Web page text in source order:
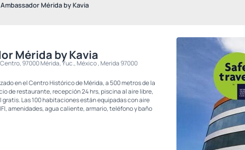
Mérida by Kavia
Mérida by Kavia
97000 Mérida, Yuc., México , Merida 97000
en el Centro Histórico de Mérida, a 500 metros de la
de restaurante, recepción 24 hrs, piscina al aire libre,
Las 100 habitaciones están equipadas con aire
amenidades, agua caliente, armario, teléfono y baño